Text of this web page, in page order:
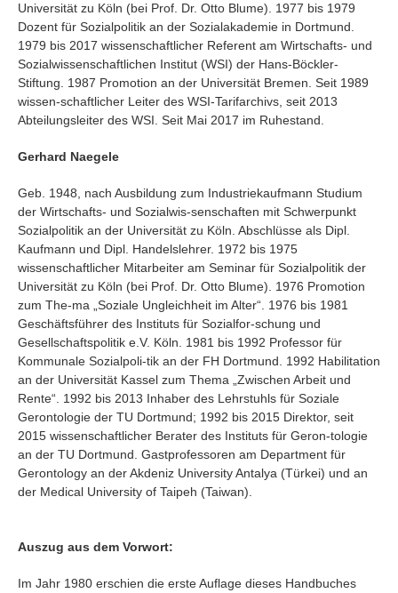
Universität zu Köln (bei Prof. Dr. Otto Blume). 1977 bis 1979
Dozent für Sozialpolitik an der Sozialakademie in Dortmund.
1979 bis 2017 wissenschaftlicher Referent am Wirtschafts- und
Sozialwissenschaftlichen Institut (WSI) der Hans-Böckler-
Stiftung. 1987 Promotion an der Universität Bremen. Seit 1989
wissen-schaftlicher Leiter des WSI-Tarifarchivs, seit 2013
Abteilungsleiter des WSI. Seit Mai 2017 im Ruhestand.
Gerhard Naegele
Geb. 1948, nach Ausbildung zum Industriekaufmann Studium
der Wirtschafts- und Sozialwis-senschaften mit Schwerpunkt
Sozialpolitik an der Universität zu Köln. Abschlüsse als Dipl.
Kaufmann und Dipl. Handelslehrer. 1972 bis 1975
wissenschaftlicher Mitarbeiter am Seminar für Sozialpolitik der
Universität zu Köln (bei Prof. Dr. Otto Blume). 1976 Promotion
zum The-ma „Soziale Ungleichheit im Alter“. 1976 bis 1981
Geschäftsführer des Instituts für Sozialfor-schung und
Gesellschaftspolitik e.V. Köln. 1981 bis 1992 Professor für
Kommunale Sozialpoli-tik an der FH Dortmund. 1992 Habilitation
an der Universität Kassel zum Thema „Zwischen Arbeit und
Rente“. 1992 bis 2013 Inhaber des Lehrstuhls für Soziale
Gerontologie der TU Dortmund; 1992 bis 2015 Direktor, seit
2015 wissenschaftlicher Berater des Instituts für Geron-tologie
an der TU Dortmund. Gastprofessoren am Department für
Gerontology an der Akdeniz University Antalya (Türkei) und an
der Medical University of Taipeh (Taiwan).
Auszug aus dem Vorwort:
Im Jahr 1980 erschien die erste Auflage dieses Handbuches